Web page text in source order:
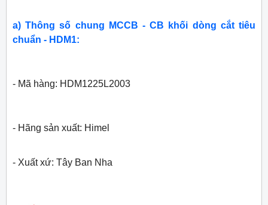
a) Thông số chung MCCB - CB khối dòng cắt tiêu
chuẩn - HDM1:
- Mã hàng: HDM1225L2003
- Hãng sản xuất: Himel
- Xuất xứ: Tây Ban Nha